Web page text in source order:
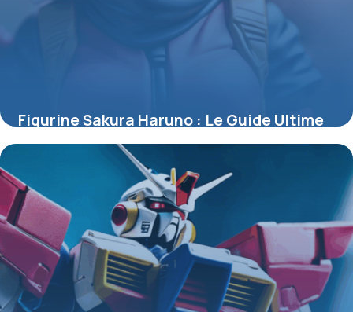
Figurine Sakura Haruno : Le Guide Ultime
pour Collectionneurs et Passionnés